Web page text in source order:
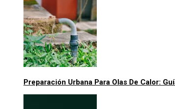
Preparación Urbana Para Olas De Calor: